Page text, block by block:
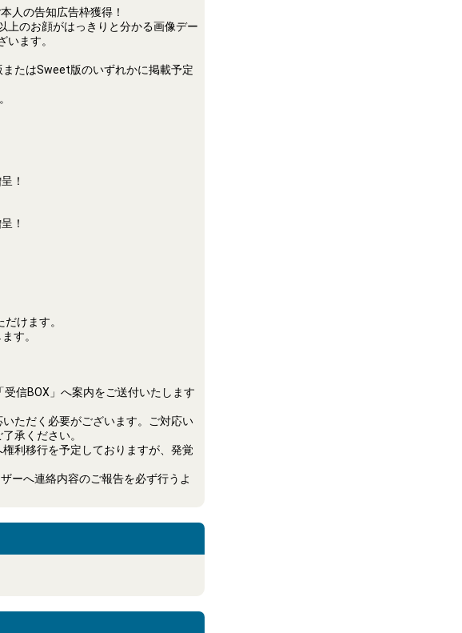
人の告知広告枠獲得！
上のお顔がはっきりと分かる画像デー
ます。
たはSweet版のいずれかに掲載予定
！
！
けます。
す。
信BOX」へ案内をご送付いたします
ただく必要がございます。ご対応い
承ください。
利移行を予定しておりますが、発覚
ーへ連絡内容のご報告を必ず行うよ